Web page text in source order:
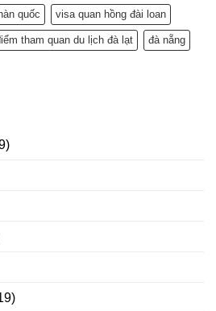
quốc visa quan hồng đài loan
tham quan du lịch đà lạt đà nẵng